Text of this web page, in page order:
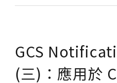
GCS
(三)：應用於